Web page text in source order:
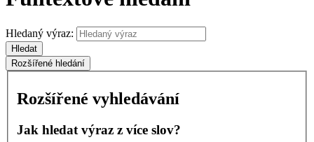
Hledaný výraz:
Hledat
Rozšířené hledání
Rozšířené vyhledávání
Jak hledat výraz z více slov?